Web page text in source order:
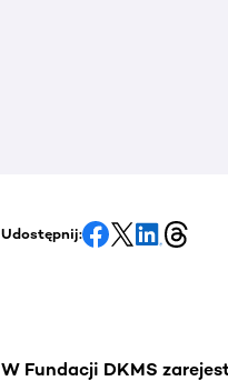
Udostępnij:
W Fundacji DKMS